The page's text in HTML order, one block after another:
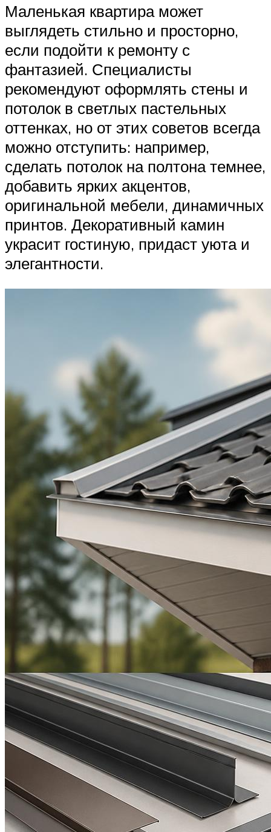
Маленькая квартира может
выглядеть стильно и просторно,
если подойти к ремонту с
фантазией. Специалисты
рекомендуют оформлять стены и
потолок в светлых пастельных
оттенках, но от этих советов всегда
можно отступить: например,
сделать потолок на полтона темнее,
добавить ярких акцентов,
оригинальной мебели, динамичных
принтов. Декоративный камин
украсит гостиную, придаст уюта и
элегантности.